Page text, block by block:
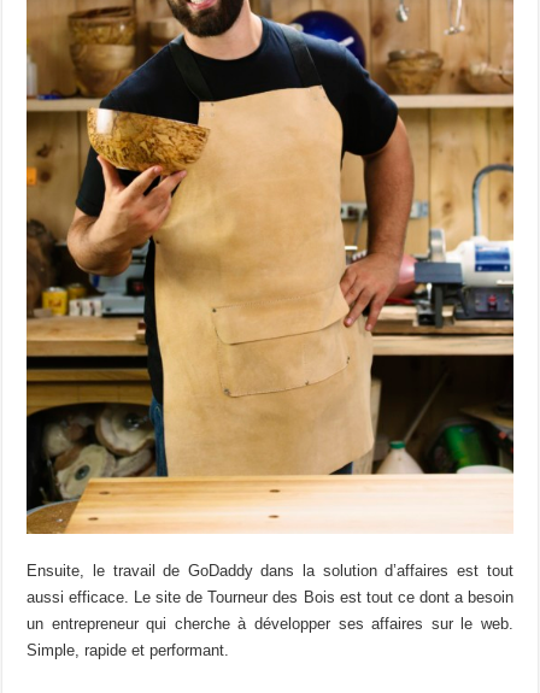
Ensuite, le travail de GoDaddy dans la solution d’affaires est tout
aussi efficace. Le site de Tourneur des Bois est tout ce dont a besoin
un entrepreneur qui cherche à développer ses affaires sur le web.
Simple, rapide et performant.